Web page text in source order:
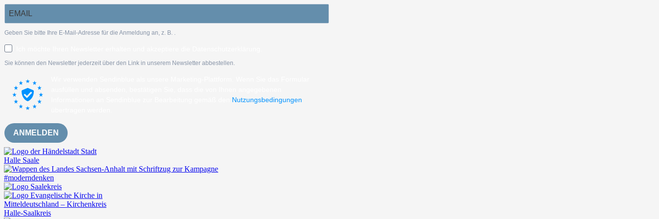
Geben Sie bitte Ihre E-Mail-Adresse für die Anmeldung an, z. B. .
Sie können den Newsletter jederzeit über den Link in unserem Newsletter abbestellen.
Nutzungsbedingungen
ANMELDEN